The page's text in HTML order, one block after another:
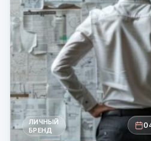
ЛИЧНЫЙ
БРЕНД